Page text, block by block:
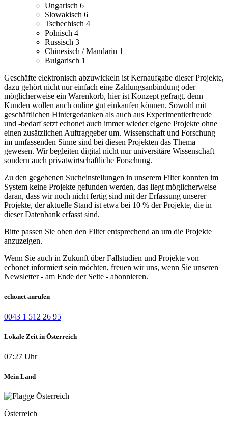
Ungarisch 6
Slowakisch 6
Tschechisch 4
Polnisch 4
Russisch 3
Chinesisch / Mandarin 1
Bulgarisch 1
Geschäfte elektronisch abzuwickeln ist Kernaufgabe dieser Projekte,
dazu gehört nicht nur einfach eine Zahlungsanbindung oder
möglicherweise ein Warenkorb, hier ist Konzept gefragt, denn
Kunden wollen auch online gut einkaufen können. Sowohl mit
geschäftlichen Hintergedanken als auch aus Experimentierfreude
und -bedarf setzt echonet auch immer wieder eigene Projekte ohne
einen zusätzlichen Auftraggeber um. Wissenschaft und Forschung
im umfassenden Sinne sind bei diesen Projekten das Thema
gewesen. Wir begleiten digital nicht nur universitäre Wissenschaft
sondern auch privatwirtschaftliche Forschung.
Zu den gegebenen Sucheinstellungen in unserem Filter konnten im
System keine Projekte gefunden werden, das liegt möglicherweise
daran, dass wir noch nicht fertig sind mit der Erfassung unserer
Projekte, der aktuelle Stand ist etwa bei 10 % der Projekte, die in
dieser Datenbank erfasst sind.
Bitte passen Sie oben den Filter entsprechend an um die Projekte
anzuzeigen.
Wenn Sie auch in Zukunft über Fallstudien und Projekte von
echonet informiert sein möchten, freuen wir uns, wenn Sie unseren
Newsletter - am Ende der Seite - abonnieren.
echonet anrufen
0043 1 512 26 95
Lokale Zeit in Österreich
07:27 Uhr
Mein Land
Österreich